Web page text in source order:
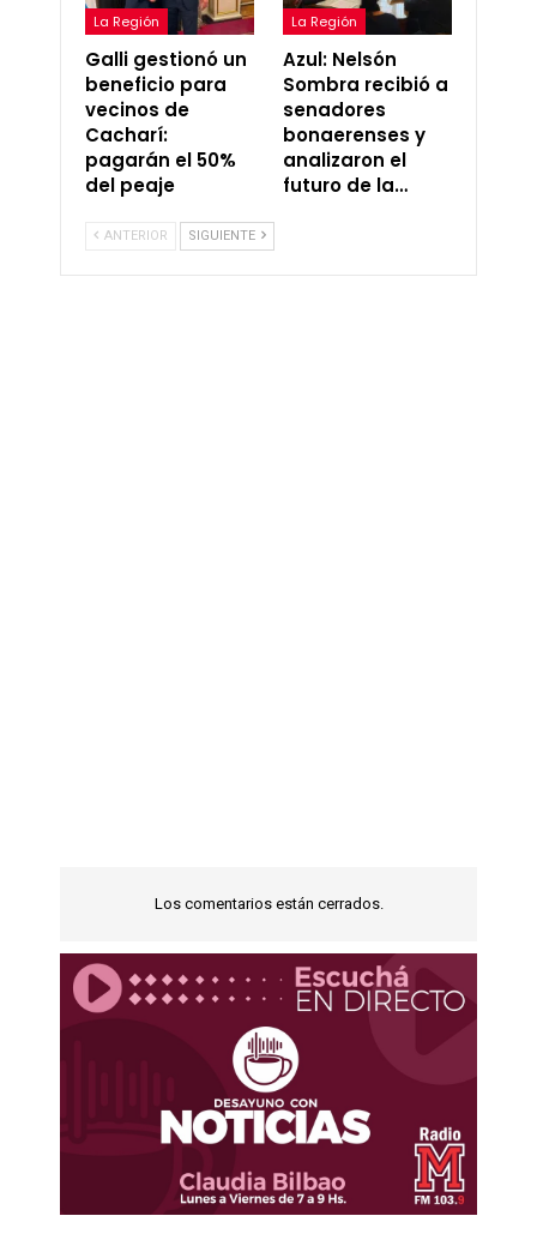
La Región
Galli gestionó un
beneficio para
vecinos de
Cacharí:
pagarán el 50%
del peaje
La Región
Azul: Nelsón
Sombra recibió a
senadores
bonaerenses y
analizaron el
futuro de la…
ANTERIOR SIGUIENTE
Los comentarios están cerrados.